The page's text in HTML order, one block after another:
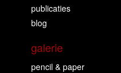
publicaties
blog
galerie
pencil & paper